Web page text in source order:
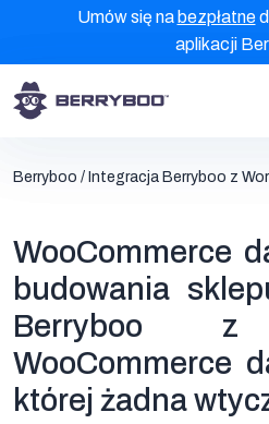
Umów się na bezpłatne
aplikacji
Berryboo / Integracja Berryboo z
Integracja
WooCommerce
budowania
Berryboo z
WooCommerce
której żadna